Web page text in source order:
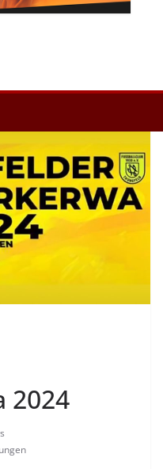
2024